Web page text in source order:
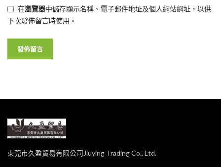
在瀏覽器中儲存顯示名稱、電子郵件地址及個人網站網址，以供
下次發佈留言時使用。
東莞市久盈貿易有限公司Jiuying Trading Co., Ltd.